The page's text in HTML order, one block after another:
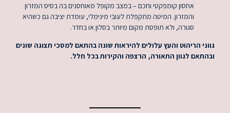
וחכם – במצב מקופל מאוחסנים בה בסיס המזרון
מתקפלת לעובי מינימלי, עומדת יציבה גם כשהיא
מקום מיותר בסלון או בחדר.
להיראות שונה בהתאם למסכי תצוגה שונים
הרצפה והקירות בכל חלל.